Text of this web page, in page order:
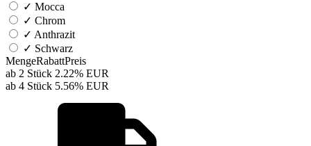
✓ Mocca
✓ Chrom
✓ Anthrazit
✓ Schwarz
MengeRabattPreis
ab 2 Stück 2.22% EUR
ab 4 Stück 5.56% EUR